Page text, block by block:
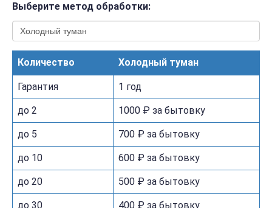
Выберите метод обработки:
Количество Холодный туман
Гарантия 1 год
до 2 1000 ₽ за бытовку
до 5 700 ₽ за бытовку
до 10 600 ₽ за бытовку
до 20 500 ₽ за бытовку
до 30 400 ₽ за бытовку